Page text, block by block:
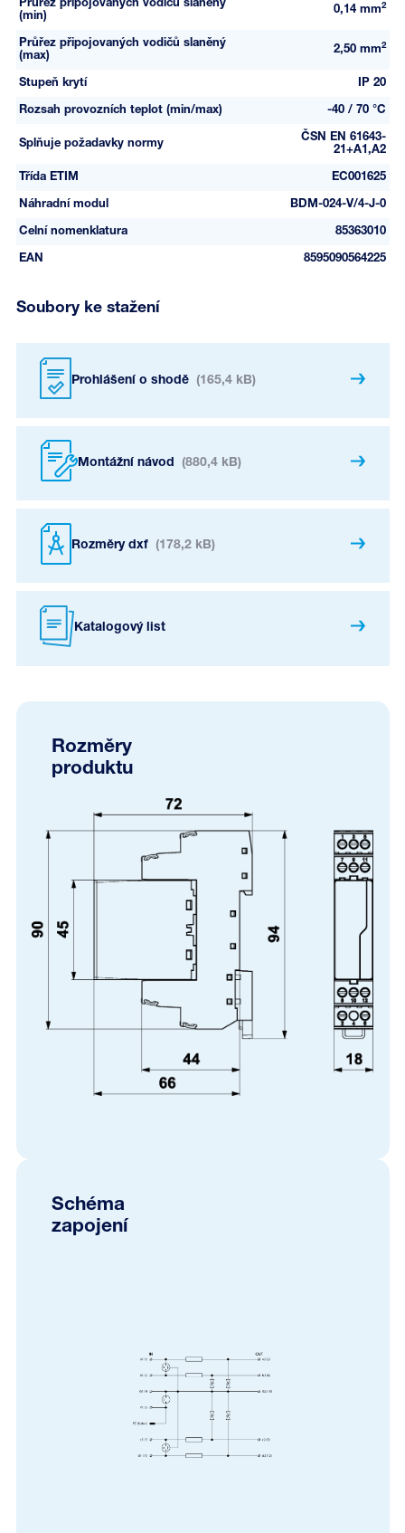
Průřez připojovaných vodičů slaněný
(min)
0,14 mm2
Průřez připojovaných vodičů slaněný
(max)
2,50 mm2
Stupeň krytí IP 20
Rozsah provozních teplot (min/max) -40 / 70 °C
Splňuje požadavky normy
ČSN EN 61643-
21+A1,A2
Třída ETIM EC001625
Náhradní modul BDM-024-V/4-J-0
Celní nomenklatura 85363010
EAN 8595090564225
Soubory ke stažení
Prohlášení o shodě (165,4 kB)
Montážní návod (880,4 kB)
Rozměry dxf (178,2 kB)
Katalogový list
Rozměry
produktu
Schéma
zapojení